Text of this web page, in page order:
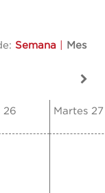
Semana Mes
26 Martes 27